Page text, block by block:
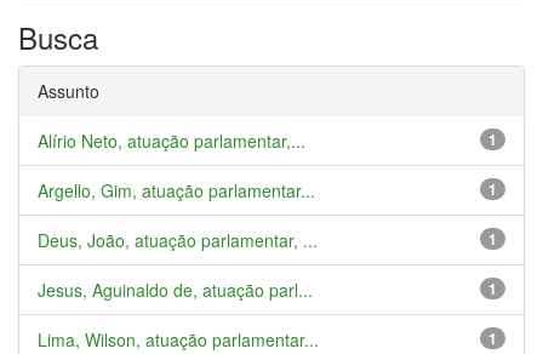
Busca
Assunto
1
Alírio Neto, atuação parlamentar,...
1
Argello, Gim, atuação parlamentar...
1
Deus, João, atuação parlamentar, ...
1
Jesus, Aguinaldo de, atuação parl...
1
Lima, Wilson, atuação parlamentar...